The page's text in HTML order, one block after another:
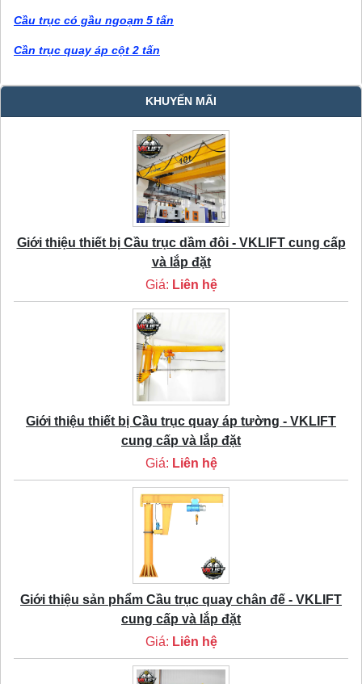
Cầu trục có gầu ngoạm 5 tấn
Cần trục quay áp cột 2 tấn
KHUYẾN MÃI
Giới thiệu thiết bị Cầu trục dầm đôi - VKLIFT cung cấp
và lắp đặt
Giá: Liên hệ
Giới thiệu thiết bị Cầu trục quay áp tường - VKLIFT
cung cấp và lắp đặt
Giá: Liên hệ
Giới thiệu sản phẩm Cầu trục quay chân đế - VKLIFT
cung cấp và lắp đặt
Giá: Liên hệ